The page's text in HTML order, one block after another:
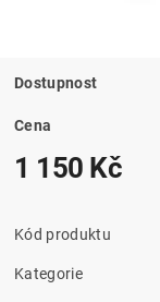
Dostupnost
Cena
1 150 Kč
Kód produktu
Kategorie